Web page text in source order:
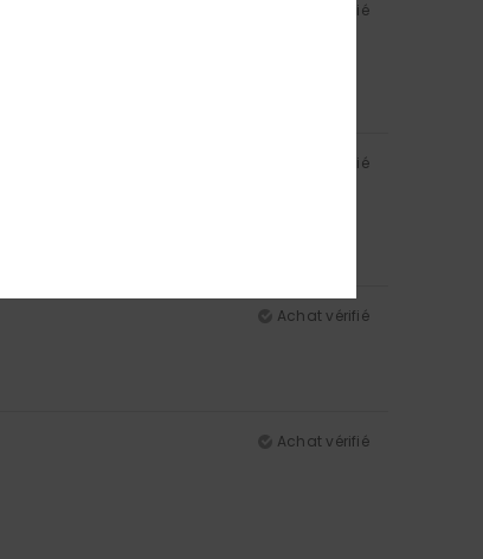
Achat vérifié
Achat vérifié
Achat vérifié
Achat vérifié